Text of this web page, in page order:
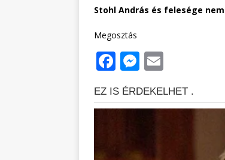
Stohl András és felesége
Megosztás
F
a
c
M
ssai